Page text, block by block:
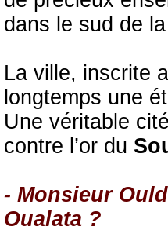
dans le sud de la
La ville, inscrite
longtemps une
Une véritable
contre l’or du
- Monsieur
Oualata ?